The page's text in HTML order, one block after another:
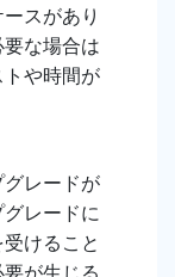
スがあり
な場合は
や時間が
レードが
レードに
けること